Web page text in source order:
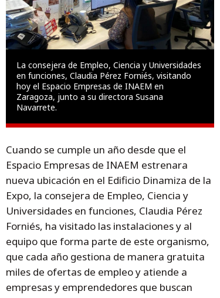
La consejera de Empleo, Ciencia y Universidades
en funciones, Claudia Pérez Forniés, visitando
hoy el Espacio Empresas de INAEM en
Zaragoza, junto a su directora Susana
Navarrete.
Cuando se cumple un año desde que el
Espacio Empresas de INAEM estrenara
nueva ubicación en el Edificio Dinamiza de la
Expo, la consejera de Empleo, Ciencia y
Universidades en funciones, Claudia Pérez
Forniés, ha visitado las instalaciones y al
equipo que forma parte de este organismo,
que cada año gestiona de manera gratuita
miles de ofertas de empleo y atiende a
empresas y emprendedores que buscan